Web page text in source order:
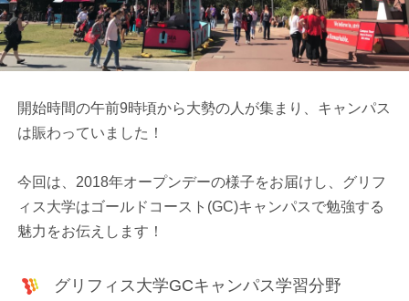
開始時間の午前9時頃から大勢の人が集まり、キャンパス
は賑わっていました！
今回は、2018年オープンデーの様子をお届けし、グリフ
ィス大学はゴールドコースト(GC)キャンパスで勉強する
魅力をお伝えします！
グリフィス大学GCキャンパス学習分野